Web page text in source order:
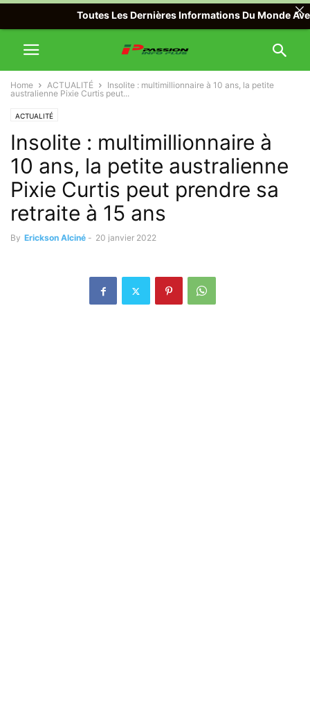
Home ACTUALITÉ
Insolite : multimillionnaire à 10 ans, la petite
australienne Pixie Curtis peut...
ACTUALITÉ
Insolite : multimillionnaire à
10 ans, la petite australienne
Pixie Curtis peut prendre sa
retraite à 15 ans
By Erickson Alciné - 20 janvier 2022
Toutes Les Dernières Informations Du Monde Avec